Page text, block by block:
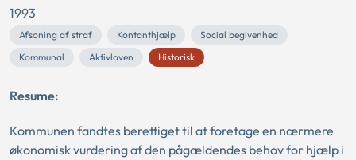
1993
Afsoning af straf Kontanthjælp
Social begivenhed
Kommunal
Aktivloven Historisk
Resume:
Kommunen fandtes berettiget til at foretage en nærmere
økonomisk vurdering af den pågældendes behov for hjælp i